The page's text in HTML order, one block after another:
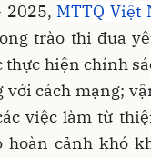
2025, MTTQ Việt
trào thi đua
thực hiện chính
với cách mạng;
việc làm từ
hoàn cảnh khó